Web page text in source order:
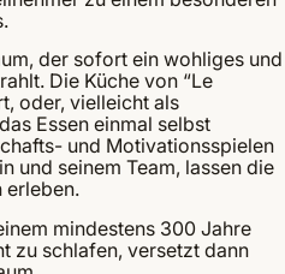
der sofort ein wohliges und
Die Küche von “Le
oder, vielleicht als
Essen einmal selbst
und Motivationsspielen
und seinem Team, lassen die
erleben.
mindestens 300 Jahre
zu schlafen, versetzt dann